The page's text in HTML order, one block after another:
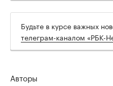
Будьте в курсе важных
телеграм-каналом «РБК-
Авторы